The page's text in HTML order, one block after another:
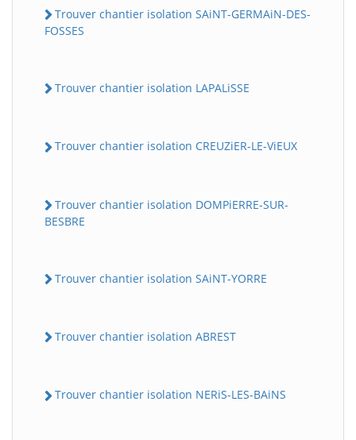
Trouver chantier isolation SAiNT-GERMAiN-DES-
FOSSES
Trouver chantier isolation LAPALiSSE
Trouver chantier isolation CREUZiER-LE-ViEUX
Trouver chantier isolation DOMPiERRE-SUR-
BESBRE
Trouver chantier isolation SAiNT-YORRE
Trouver chantier isolation ABREST
Trouver chantier isolation NERiS-LES-BAiNS